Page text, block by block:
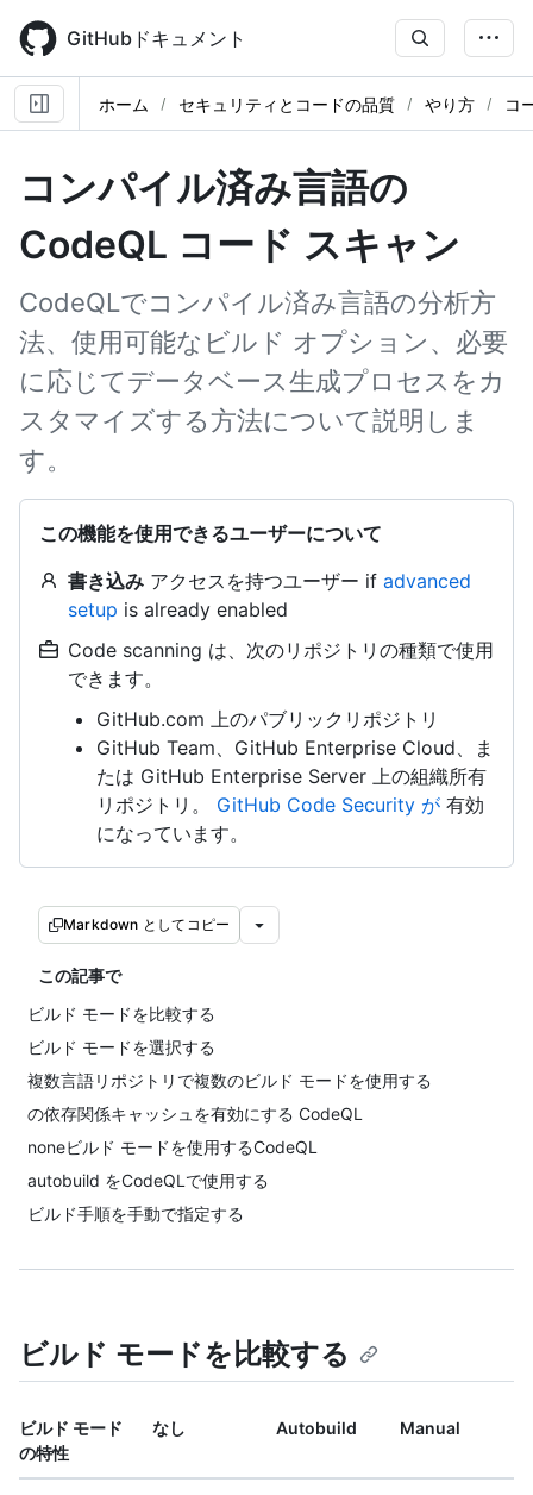
main
content
GitHubドキュメント
ホーム セキュリティとコードの品質 やり方 コ
コンパイル済み言語の
CodeQL コード スキャン
CodeQLでコンパイル済み言語の分析方
法、使用可能なビルド オプション、必要
に応じてデータベース生成プロセスをカ
スタマイズする方法について説明しま
す。
この機能を使用できるユーザーについて
書き込み アクセスを持つユーザー if advanced
setup is already enabled
Code scanning は、次のリポジトリの種類で使用
できます。
GitHub.com 上のパブリックリポジトリ
GitHub Team、GitHub Enterprise Cloud、ま
たは GitHub Enterprise Server 上の組織所有
リポジトリ。 GitHub Code Security が 有効
になっています。
Markdown としてコピー
この記事で
ビルド モードを比較する
ビルド モードを選択する
複数言語リポジトリで複数のビルド モードを使用する
の依存関係キャッシュを有効にする CodeQL
noneビルド モードを使用するCodeQL
autobuild をCodeQLで使用する
ビルド手順を手動で指定する
ビルド モードを比較する
ビルド モード
の特性
なし Autobuild Manual